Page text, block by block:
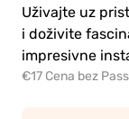
Uživajte uz
i doživite
impresivne
€17 Cena bez Pass